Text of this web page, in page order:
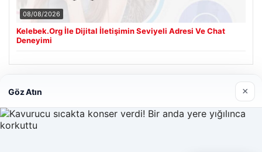
08/08/2026
Kelebek.Org İle Dijital İletişimin Seviyeli Adresi Ve Chat
Deneyimi
Son Eklenen Firmalar
Göz Atın ×